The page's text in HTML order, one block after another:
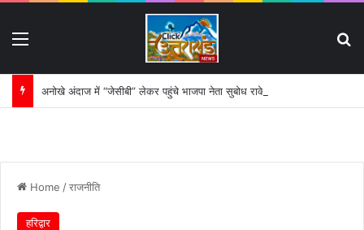
अनोखे अंदाज में “जेसीबी” लेकर पहुंचे भाजपा नेता सुबोध राकेश:
Home /राजनीति
हरिद्वार